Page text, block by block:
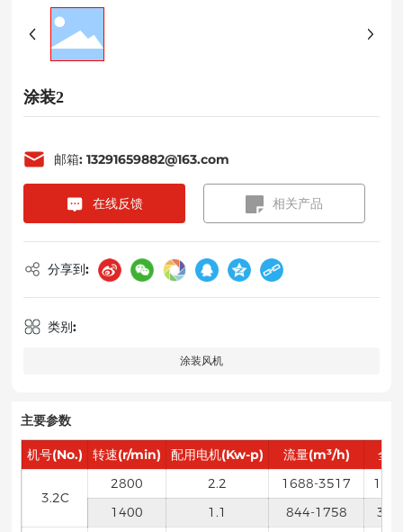
主要参数
机号(No.) 转速(r/min) 配用电机(Kw-p) 流量(m³/h) 全
3.2C
2800 2.2 1688-3517
1400
1.1 844-1758
涂装2
邮箱: 13291659882@163.com
在线反馈 相关产品
分享到:
类别:
涂装风机